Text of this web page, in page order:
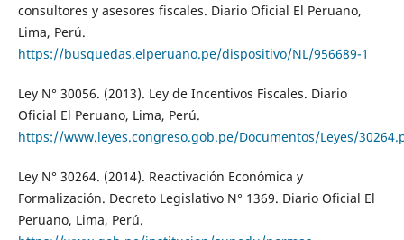
consultores y asesores fiscales. Diario Oficial El Peruano,
Lima, Perú.
https://busquedas.elperuano.pe/dispositivo/NL/956689-1
Ley N° 30056. (2013). Ley de Incentivos Fiscales. Diario
Oficial El Peruano, Lima, Perú.
https://www.leyes.congreso.gob.pe/Documentos/Leyes/
Ley N° 30264. (2014). Reactivación Económica y
Formalización. Decreto Legislativo N° 1369. Diario Oficial El
Peruano, Lima, Perú.